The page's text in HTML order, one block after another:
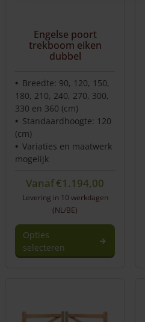
Engelse poort
trekboom eiken
dubbel
Breedte: 90, 120, 150,
180, 210, 240, 270, 300,
330 en 360 (cm)
Standaardhoogte: 120
(cm)
Variaties en maatwerk
mogelijk
Vanaf€1.194,00
Levering in 10 werkdagen
(NL/BE)
Opties
selecteren